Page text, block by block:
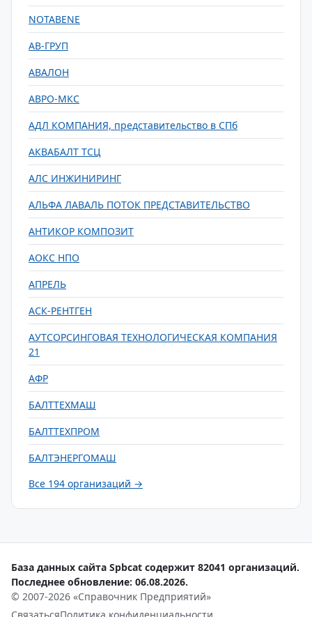
NOTABENE
АВ-ГРУП
АВАЛОН
АВРО-МКС
АДЛ КОМПАНИЯ, представительство в СПб
АКВАБАЛТ ТСЦ
АЛС ИНЖИНИРИНГ
АЛЬФА ЛАВАЛЬ ПОТОК ПРЕДСТАВИТЕЛЬСТВО
АНТИКОР КОМПОЗИТ
АОКС НПО
АПРЕЛЬ
АСК-РЕНТГЕН
АУТСОРСИНГОВАЯ ТЕХНОЛОГИЧЕСКАЯ КОМПАНИЯ
21
АФР
БАЛТТЕХМАШ
БАЛТТЕХПРОМ
БАЛТЭНЕРГОМАШ
Все 194 организаций →
База данных сайта Spbcat содержит 82041 организаций.
Последнее обновление: 06.08.2026.
© 2007-2026 «Справочник Предприятий»